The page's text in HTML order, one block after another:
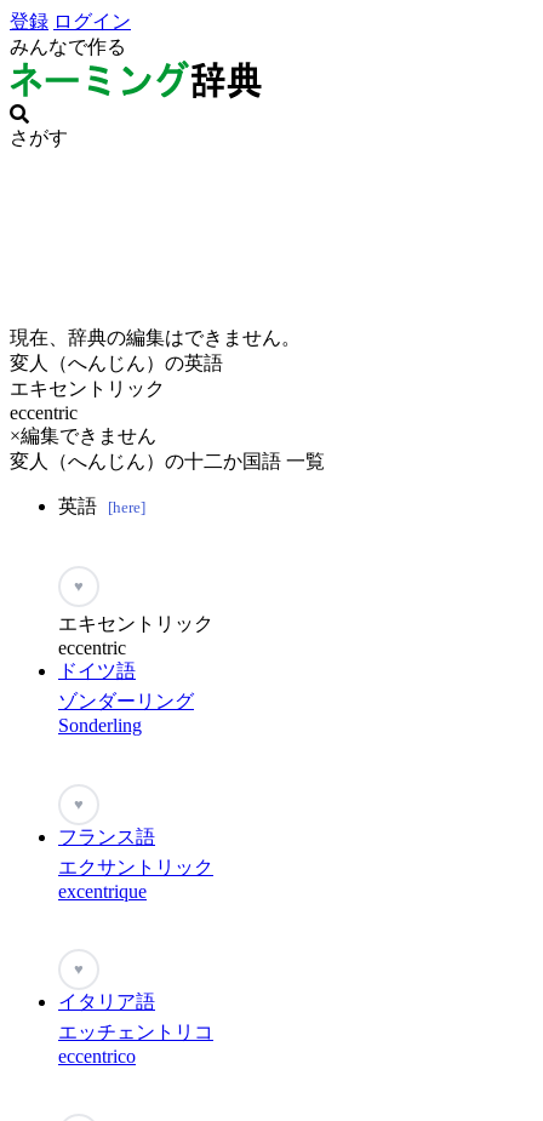
登録 ログイン
みんなで作る
さがす
現在、辞典の編集はできません。
変人（へんじん）の英語
エキセントリック
eccentric
×編集できません
変人（へんじん）の十二か国語 一覧
英語 [here]
♥
エキセントリック
eccentric
ドイツ語
ゾンダーリング
Sonderling
♥
フランス語
エクサントリック
excentrique
♥
イタリア語
エッチェントリコ
eccentrico